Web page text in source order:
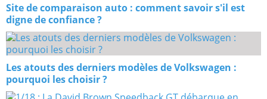
Site de comparaison auto : comment savoir s'il est
digne de confiance ?
Les atouts des derniers modèles de Volkswagen :
pourquoi les choisir ?